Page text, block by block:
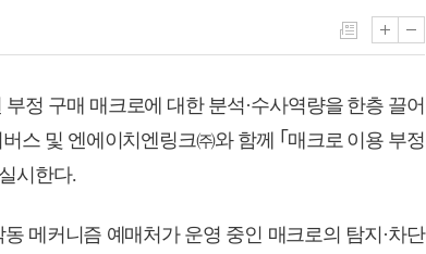
정 구매 매크로에 대한 분석·수사역량을 한층 끌어
스 및 엔에이치엔링크㈜와 함께 ｢매크로 이용 부정
시한다.
메커니즘 예매처가 운영 중인 매크로의 탐지·차단